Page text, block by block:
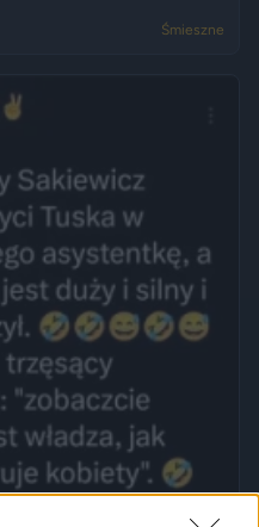
Śmieszne